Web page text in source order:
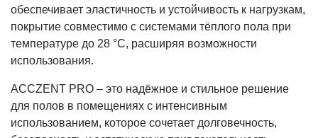
обеспечивает эластичность и устойчивость к нагрузкам,
покрытие совместимо с системами тёплого пола при
температуре до 28 °С, расширяя возможности
использования.
ACCZENT PRO – это надёжное и стильное решение
для полов в помещениях с интенсивным
использованием, которое сочетает долговечность,